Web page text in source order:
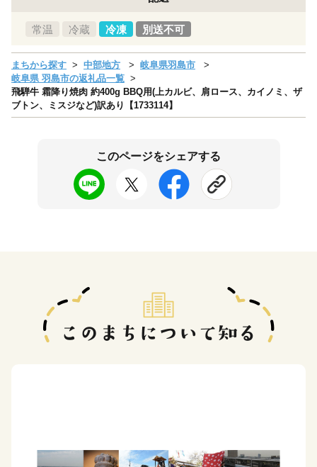
常温 冷蔵 冷凍 別送不可
まちから探す 中部地方
岐阜県羽島市
岐阜県 羽島市の返礼品一覧
飛騨牛 霜降り焼肉 約400g BBQ用(上カルビ、肩ロース、カイノミ、ザ
ブトン、ミスジなど)訳あり【1733114】
このページをシェアする